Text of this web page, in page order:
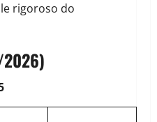
rigoroso do
)